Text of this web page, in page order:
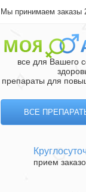
Мы принимаем заказы
все для Вашего
препараты для
ВСЕ
прием